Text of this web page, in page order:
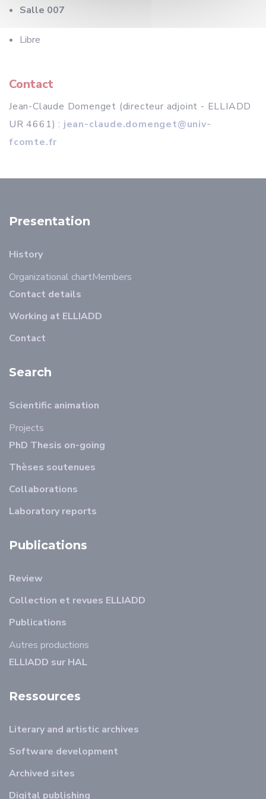
Salle 007
Libre
Contact
Jean-Claude Domenget (directeur adjoint - ELLIADD
UR 4661) : jean-claude.domenget@univ-
fcomte.fr
Presentation
History
Organizational chartMembers
Contact details
Working at ELLIADD
Contact
Search
Scientific animation
Projects
PhD Thesis on-going
Thèses soutenues
Collaborations
Laboratory reports
Publications
Review
Collection et revues ELLIADD
Publications
Autres productions
ELLIADD sur HAL
Ressources
Literary and artistic archives
Software development
Archived sites
Digital publishing